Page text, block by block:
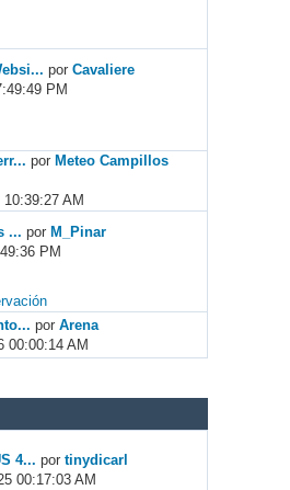
porCavaliere
PM
por Meteo Campillos
AM
... porM_Pinar
PM
porArena
00:00:14 AM
4... portinydicarl
00:17:03 AM